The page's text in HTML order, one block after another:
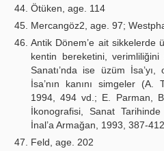
Ötüken, age. 114
Mercangöz2, age. 97;
Antik Dönem’e ait sikkelerde
kentin bereketini, verimliliğini
Sanatı’nda ise üzüm
İsa’nın kanını simgeler
1994, 494 vd.; E. Parman,
İkonografisi, Sanat
İnal’a Armağan, 1993, 387-
Feld, age. 202